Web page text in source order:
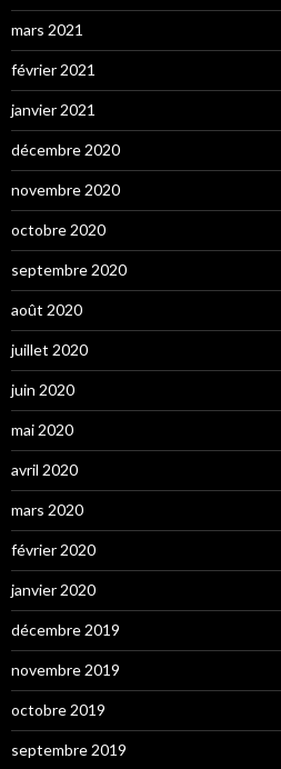
mars 2021
février 2021
janvier 2021
décembre 2020
novembre 2020
octobre 2020
septembre 2020
août 2020
juillet 2020
juin 2020
mai 2020
avril 2020
mars 2020
février 2020
janvier 2020
décembre 2019
novembre 2019
octobre 2019
septembre 2019